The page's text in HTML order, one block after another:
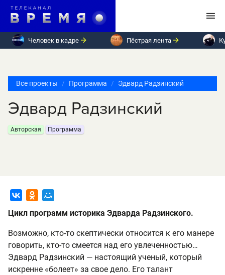
Человек в кадре Пёстрая лента
Все проекты Программа Эдвард Радзинский
Эдвард Радзинский
Авторская Программа
Цикл программ историка Эдварда Радзинского.
Возможно, кто-то скептически относится к его манере
говорить, кто-то смеется над его увлеченностью…
Эдвард Радзинский — настоящий ученый, который
искренне «болеет» за свое дело. Его талант